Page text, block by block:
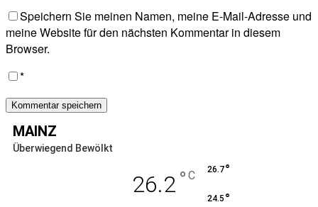
Speichern Sie meinen Namen, meine E-Mail-Adresse und
meine Website für den nächsten Kommentar in diesem
Browser.
*
MAINZ
Überwiegend Bewölkt
26.2 ° C 26.7°
24.5 °